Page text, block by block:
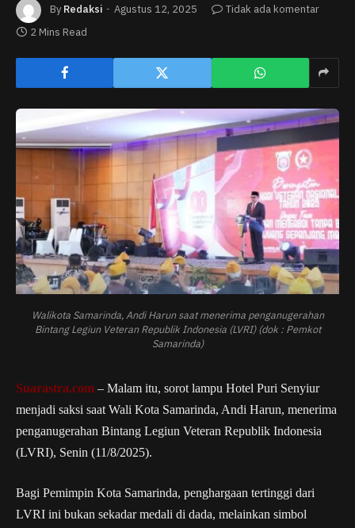
By Redaksi Agustus 12, 2025
Tidak ada komentar
2 Mins Read
Walikota Samarinda, Andi Harun saat menerima penganugerahan
Bintang Legiun Veteran Republik Indonesia (LVRI) (dok : Pemkot
Samarinda)
Suarastra.com – Malam itu, sorot lampu Hotel Puri Senyiur
menjadi saksi saat Wali Kota Samarinda, Andi Harun, menerima
penganugerahan Bintang Legiun Veteran Republik Indonesia
(LVRI), Senin (11/8/2025).
Bagi Pemimpin Kota Samarinda, penghargaan tertinggi dari
LVRI ini bukan sekadar medali di dada, melainkan simbol